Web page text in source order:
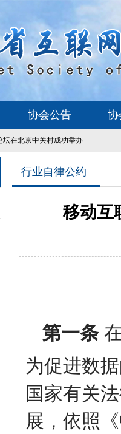
协会公告 协
坛在北京中关村成功举办
行业自律公约
移动互
第一条
为促进数
国家有关
展，依照